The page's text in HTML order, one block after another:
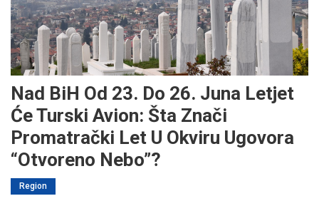
Nad BiH Od 23. Do 26. Juna Letjet
Će Turski Avion: Šta Znači
Promatrački Let U Okviru Ugovora
“Otvoreno Nebo”?
Region